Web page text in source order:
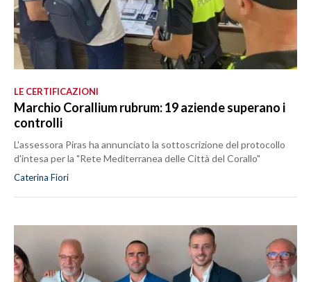
LE CERTIFICAZIONI
Marchio Corallium rubrum: 19 aziende superano i
controlli
L'assessora Piras ha annunciato la sottoscrizione del protocollo
d'intesa per la "Rete Mediterranea delle Città del Corallo"
Caterina Fiori